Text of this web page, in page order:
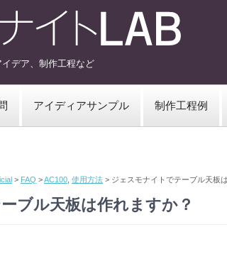
デア、制作工程など
アイディアサンプル 制作工程例
> FAQ >AC100 使用方法 > ジェスモナイトでテーブル天板
ブル天板は作れますか？